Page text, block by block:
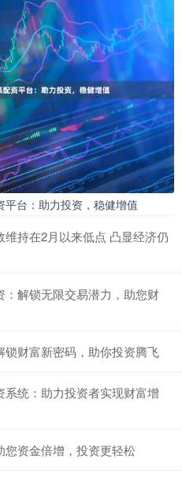
台：助力投资，稳健增值
持在2月以来低点 凸显经济仍
解锁无限交易潜力，助您财
财富新密码，助你投资腾飞
统：助力投资者实现财富增
资金倍增，投资更轻松